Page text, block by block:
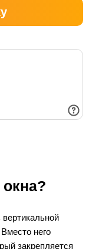
него
закрепляется